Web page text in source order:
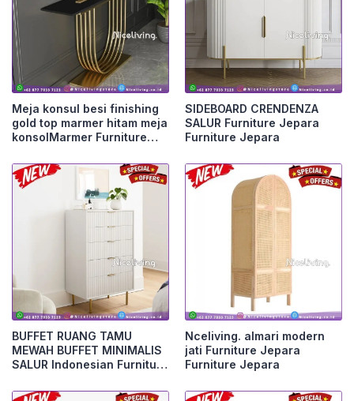
Meja konsul besi finishing
gold top marmer hitam meja
konsolMarmer Furniture
SIDEBOARD CRENDENZA
SALUR Furniture Jepara
Furniture Jepara
BUFFET RUANG TAMU
MEWAH BUFFET MINIMALIS
SALUR Indonesian Furniture
Nceliving. almari modern
jati Furniture Jepara
Furniture Jepara